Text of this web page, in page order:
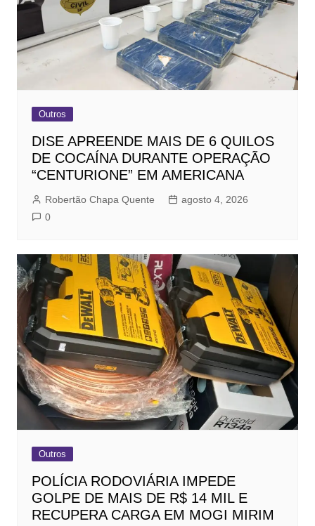
Outros
DISE APREENDE MAIS DE 6 QUILOS
DE COCAÍNA DURANTE OPERAÇÃO
“CENTURIONE” EM AMERICANA
Robertão Chapa Quente
agosto 4, 2026
0
Outros
POLÍCIA RODOVIÁRIA IMPEDE
GOLPE DE MAIS DE R$ 14 MIL E
RECUPERA CARGA EM MOGI MIRIM